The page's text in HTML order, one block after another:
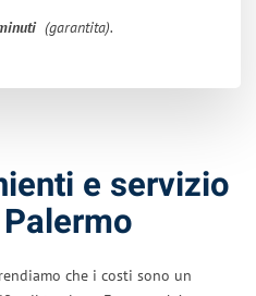
(garantita).
e servizio
che i costi sono un